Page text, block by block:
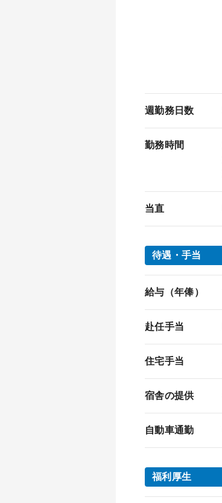
週勤務日数
勤務時間
当直
待遇・手当
給与（年俸）
赴任手当
住宅手当
宿舎の提供
自動車通勤
福利厚生